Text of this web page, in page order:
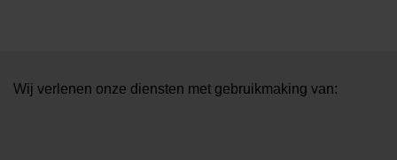
Wij verlenen onze diensten met gebruikmaking van: